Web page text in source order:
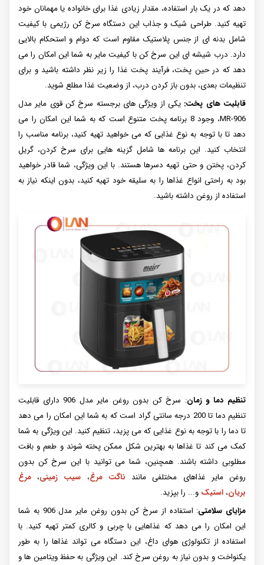
دهد که در یک بار استفاده، مقدار زیادی غذا برای خانواده یا مهمانان خود
تهیه کنید. طراحی شیک و جذاب این دستگاه سرخ کن رژیمی با کیفیت
شامل بدنه ای از جنس پلاستیک مقاوم است که دوام و استحکام بالایی
دارد. درب شیشه ای این سرخ کن با کیفیت مایر به شما این امکان را می
دهد که در حین پخت، فرآیند پخت غذا را زیر نظر داشته باشید و برای
تنظیمات بعدی، بدون باز کردن درب، از وضعیت غذا مطلع شوید.
قابلیت های پخت: یکی از ویژگی های برجسته سرخ کن قوی مایر مدل
MR-906، وجود 8 برنامه پخت متنوع است که به شما این امکان را می
دهد تا با توجه به نوع غذایی که می خواهید تهیه کنید، برنامه مناسب را
انتخاب کنید. این برنامه ها شامل گزینه هایی برای سرخ کردن، گریل
کردن، پختن و حتی تهیه دسرها هستند. با این ویژگی، شما قادر خواهید
بود به راحتی انواع غذاها را به سلیقه خود تهیه کنید، بدون اینکه نیاز به
استفاده از روغن داشته باشید.
تنظیم دما و زمان
: سرخ کن بدون روغن مایر مدل 906 دارای قابلیت
تنظیم دما تا 200 درجه سانتی گراد است که به شما این امکان را می دهد
تا دما را با توجه به نوع غذایی که می پزید، تنظیم کنید. این ویژگی به شما
کمک می کند تا غذاها به بهترین شکل ممکن پخته شوند و طعم و بافت
مطلوبی داشته باشند. همچنین، شما می توانید با این سرخ کن بدون
روغن مایر غذاهای مختلفی مانند ناگت مرغ، سیب زمینی، مرغ
بریان، استیک و... را بپزید.
مزایای سلامتی
: استفاده از سرخ کن بدون روغن مایر مدل 906 به شما
این امکان را می دهد که غذاهایی با چربی و کالری کمتر تهیه کنید. با
استفاده از تکنولوژی هوای داغ، این دستگاه می تواند غذاها را به طور
یکنواخت و بدون نیاز به روغن سرخ کند. این ویژگی به حفظ ویتامین ها و